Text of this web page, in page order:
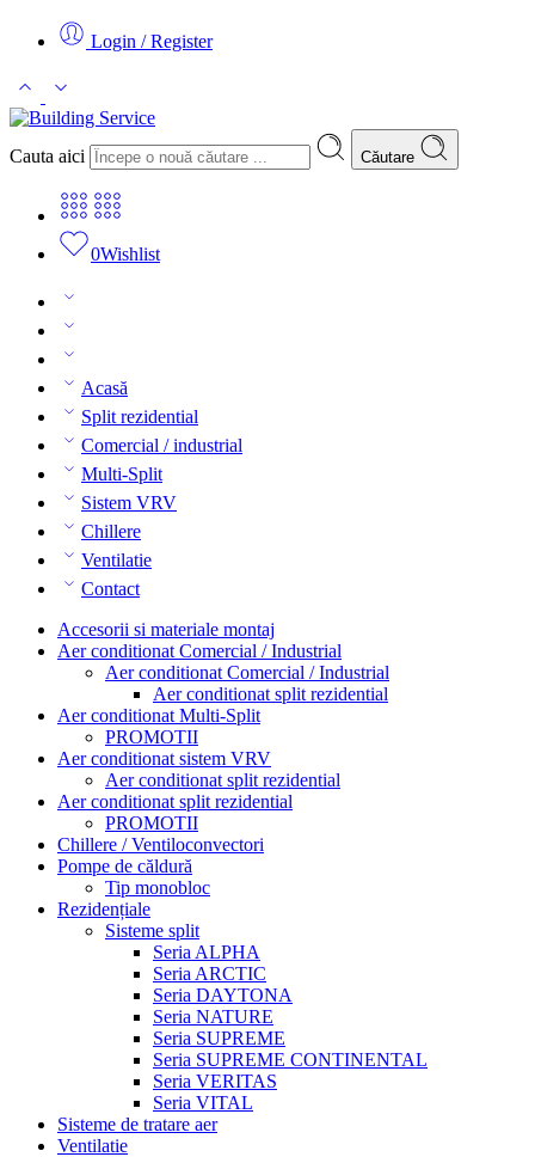
Login / Register
Cauta aici Căutare
0Wishlist
Acasă
Split rezidential
Comercial / industrial
Multi-Split
Sistem VRV
Chillere
Ventilatie
Contact
Accesorii si materiale montaj
Aer conditionat Comercial / Industrial
Aer conditionat Comercial / Industrial
Aer conditionat split rezidential
Aer conditionat Multi-Split
PROMOTII
Aer conditionat sistem VRV
Aer conditionat split rezidential
Aer conditionat split rezidential
PROMOTII
Chillere / Ventiloconvectori
Pompe de căldură
Tip monobloc
Rezidențiale
Sisteme split
Seria ALPHA
Seria ARCTIC
Seria DAYTONA
Seria NATURE
Seria SUPREME
Seria SUPREME CONTINENTAL
Seria VERITAS
Seria VITAL
Sisteme de tratare aer
Ventilatie